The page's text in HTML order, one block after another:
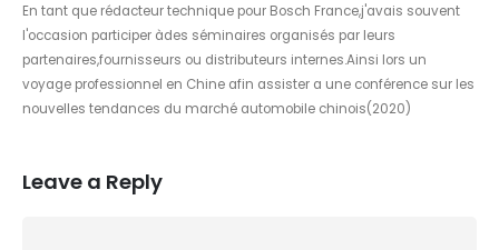
En tant que rédacteur technique pour Bosch France,j'avais souvent
l'occasion participer àdes séminaires organisés par leurs
partenaires,fournisseurs ou distributeurs internes.Ainsi lors un
voyage professionnel en Chine afin assister a une conférence sur les
nouvelles tendances du marché automobile chinois(2020)
Leave a Reply